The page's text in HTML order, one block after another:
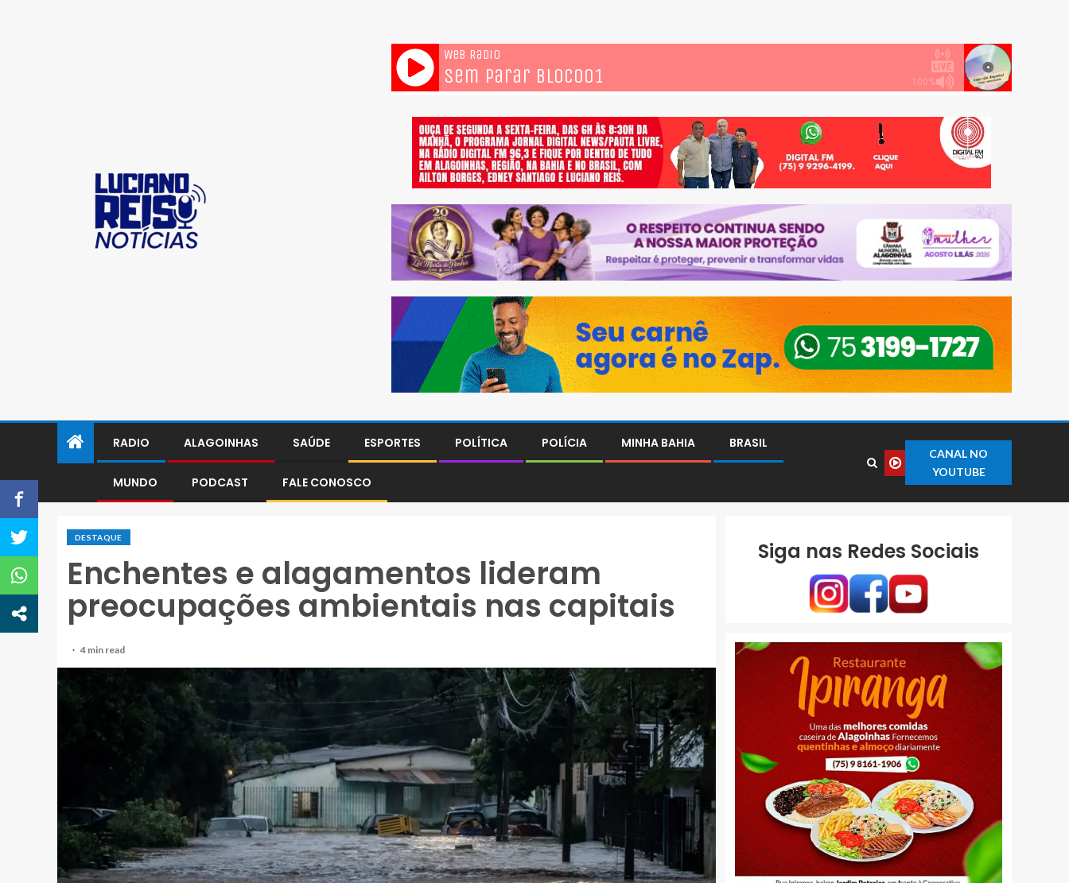
RADIO ALAGOINHAS SAÚDE ESPORTES POLÍTICA POLÍCIA MINHA BAHIA BRASIL
MUNDO PODCAST FALE CONOSCO
CANAL NO
YOUTUBE
DESTAQUE
Enchentes e alagamentos lideram
preocupações ambientais nas capitais
4 min read
Siga nas Redes Sociais